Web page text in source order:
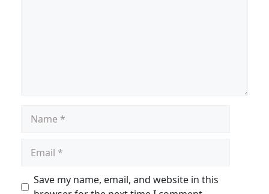
Save my name, email, and website in this